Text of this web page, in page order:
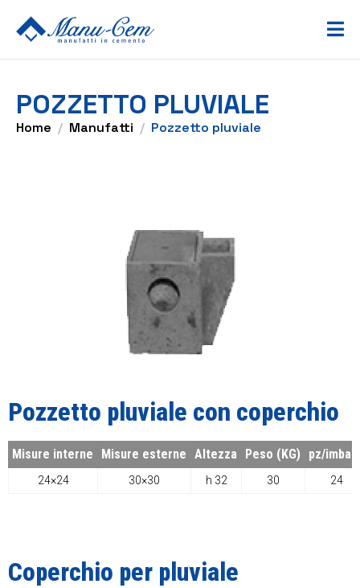
POZZETTO PLUVIALE
Home Manufatti Pozzetto pluviale
Pozzetto pluviale con coperchio
Misure interne Misure esterne Altezza Peso (KG) pz/
24×24 30×30 h 32 30 24
Coperchio per pluviale